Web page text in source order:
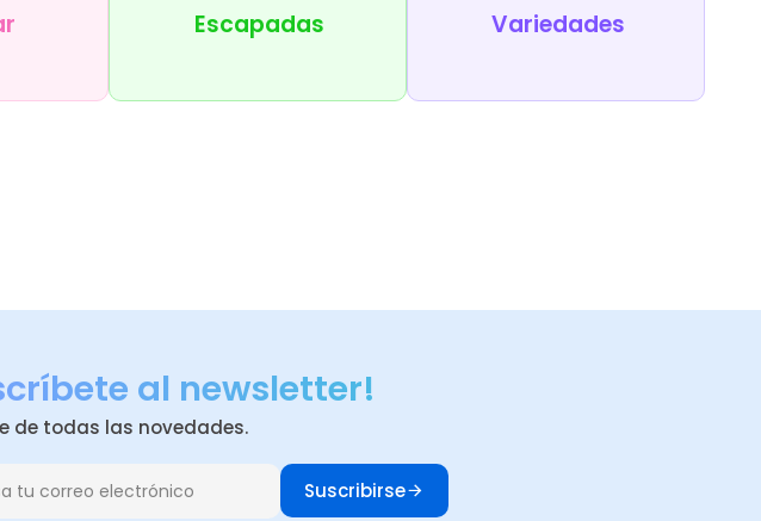
Escapadas Variedades
al newsletter!
de todas las novedades.
Suscribirse